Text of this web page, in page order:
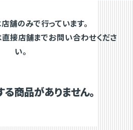
舗のみで行っています。
接店舗までお問い合わせくださ
い。
商品がありません。